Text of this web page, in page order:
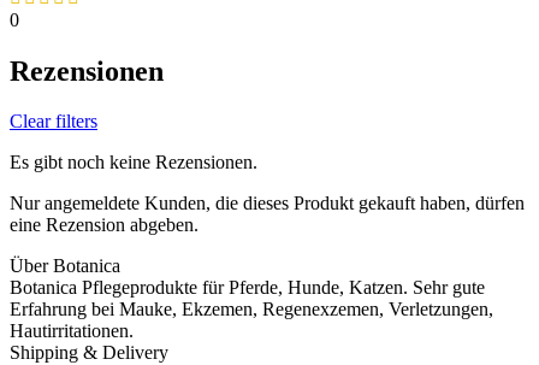
0
Rezensionen
Clear filters
Es gibt noch keine Rezensionen.
Nur angemeldete Kunden, die dieses Produkt gekauft haben, dürfen
eine Rezension abgeben.
Über Botanica
Botanica Pflegeprodukte für Pferde, Hunde, Katzen. Sehr gute
Erfahrung bei Mauke, Ekzemen, Regenexzemen, Verletzungen,
Hautirritationen.
Shipping & Delivery